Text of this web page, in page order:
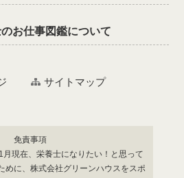
お仕事図鑑について
サイトマップ
免責事項
現在、栄養士になりたい！と思って
めに、株式会社グリーンハウスをスポ